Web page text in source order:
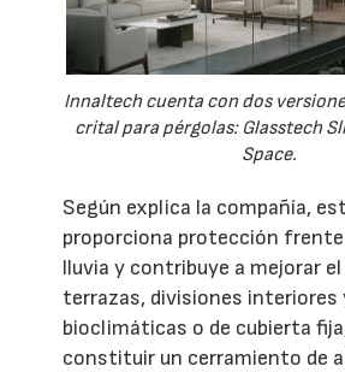
Innaltech cuenta con dos
crital para pérgolas: Glasstech
Space.
Según explica la compañía,
proporciona protección
lluvia y contribuye a mejorar
terrazas, divisiones interiores
bioclimáticas o de cubierta
constituir un cerramiento de